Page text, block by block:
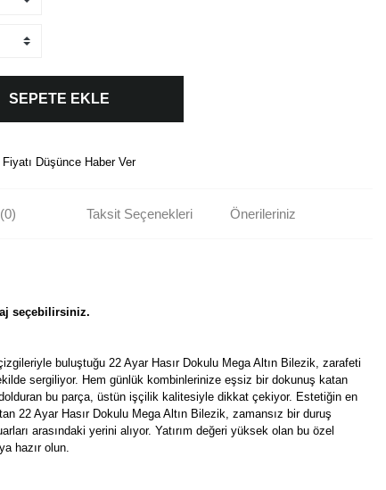
SEPETE EKLE
Fiyatı Düşünce Haber Ver
Taksit Seçenekleri Önerileriniz
seçebilirsiniz.
buluştuğu 22 Ayar Hasır Dokulu Mega Altın Bilezik, zarafeti
sergiliyor. Hem günlük kombinlerinize eşsiz bir dokunuş katan
dolduran bu parça, üstün işçilik kalitesiyle dikkat çekiyor. Estetiğin en
22 Ayar Hasır Dokulu Mega Altın Bilezik, zamansız bir duruş
arasındaki yerini alıyor. Yatırım değeri yüksek olan bu özel
hazır olun.